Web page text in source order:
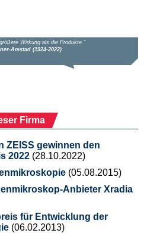
Firma
ZEISS gewinnen den
2022 (28.10.2022)
(05.08.2015)
Anbieter Xradia
für Entwicklung der
(06.02.2013)